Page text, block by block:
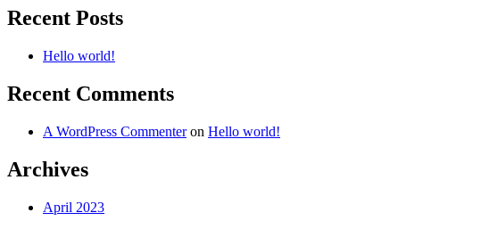
Recent Posts
Hello world!
Recent Comments
A WordPress Commenteron Hello world!
Archives
April 2023